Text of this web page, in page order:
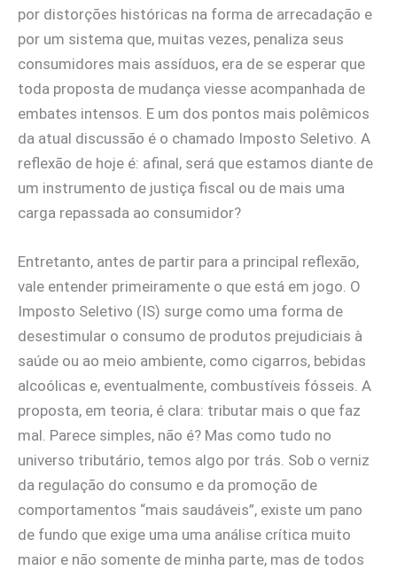
por distorções históricas na forma de arrecadação e
por um sistema que, muitas vezes, penaliza seus
consumidores mais assíduos, era de se esperar que
toda proposta de mudança viesse acompanhada de
embates intensos. E um dos pontos mais polêmicos
da atual discussão é o chamado Imposto Seletivo. A
reflexão de hoje é: afinal, será que estamos diante de
um instrumento de justiça fiscal ou de mais uma
carga repassada ao consumidor?
Entretanto, antes de partir para a principal reflexão,
vale entender primeiramente o que está em jogo. O
Imposto Seletivo (IS) surge como uma forma de
desestimular o consumo de produtos prejudiciais à
saúde ou ao meio ambiente, como cigarros, bebidas
alcoólicas e, eventualmente, combustíveis fósseis. A
proposta, em teoria, é clara: tributar mais o que faz
mal. Parece simples, não é? Mas como tudo no
universo tributário, temos algo por trás. Sob o verniz
da regulação do consumo e da promoção de
comportamentos “mais saudáveis”, existe um pano
de fundo que exige uma uma análise crítica muito
maior e não somente de minha parte, mas de todos